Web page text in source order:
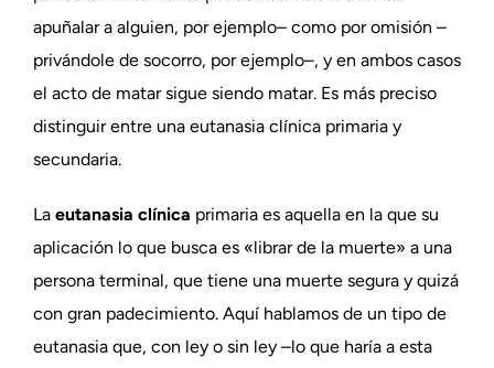
apuñalar a alguien, por ejemplo– como por omisión –
privándole de socorro, por ejemplo–, y en ambos casos
el acto de matar sigue siendo matar. Es más preciso
distinguir entre una eutanasia clínica primaria y
secundaria.
La eutanasia clínica primaria es aquella en la que su
aplicación lo que busca es «librar de la muerte» a una
persona terminal, que tiene una muerte segura y quizá
con gran padecimiento. Aquí hablamos de un tipo de
eutanasia que, con ley o sin ley –lo que haría a esta